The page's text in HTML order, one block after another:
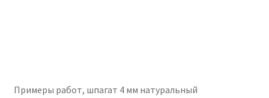
Примеры работ, шпагат 4 мм натуральный